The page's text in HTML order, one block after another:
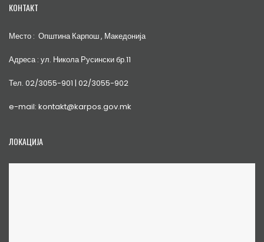
КОНТАКТ
Место : Општина Карпош , Македонија
Адреса : ул. Никола Русински бр.11
Тел. 02/3055-901 | 02/3055-902
e-mail: kontakt@karpos.gov.mk
ЛОКАЦИЈА